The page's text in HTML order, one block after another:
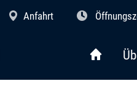
Anfahrt